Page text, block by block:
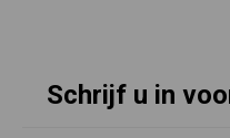
Schrijf u in